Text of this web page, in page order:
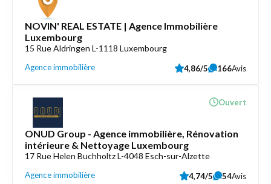
NOVIN' REAL ESTATE | Agence Immobilière
Luxembourg
15 Rue Aldringen L-1118 Luxembourg
Agence immobilière 4,86/5 166Avis
ONUD Group - Agence immobilière, Rénovation
intérieure & Nettoyage Luxembourg
17 Rue Helen Buchholtz L-4048 Esch-sur-Alzette
Agence immobilière
Ouvert
4,74/5 54Avis